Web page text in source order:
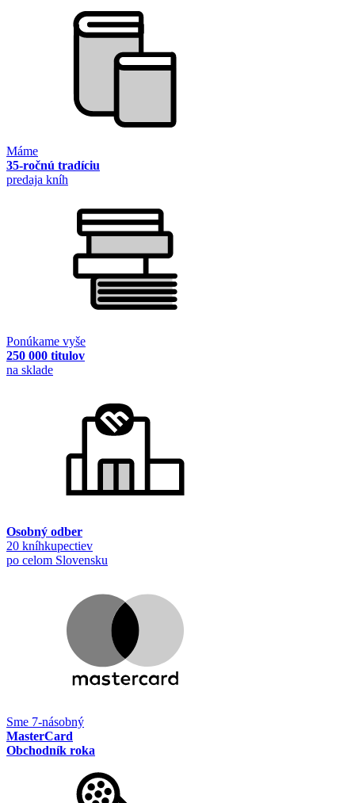
Máme
35-ročnú tradíciu
predaja kníh
Ponúkame vyše
250 000 titulov
na sklade
Osobný odber
20 kníhkupectiev
po celom Slovensku
Sme 7-násobný
MasterCard
Obchodník roka